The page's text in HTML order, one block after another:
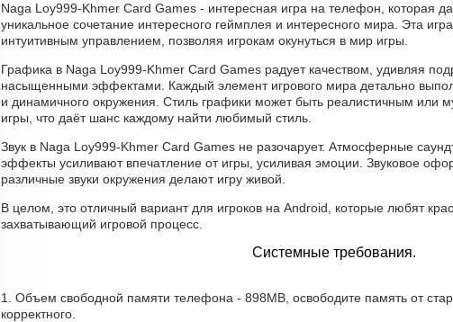
Naga Loy999-Khmer Card Games - интересная игра на телефон, которая
уникальное сочетание интересного геймплея и интересного мира. Эта
интуитивным управлением, позволяя игрокам окунуться в мир игры.
Графика в Naga Loy999-Khmer Card Games радует качеством, удивляя
насыщенными эффектами. Каждый элемент игрового мира детально
и динамичного окружения. Стиль графики может быть реалистичным или
игры, что даёт шанс каждому найти любимый стиль.
Звук в Naga Loy999-Khmer Card Games не разочарует. Атмосферные
эффекты усиливают впечатление от игры, усиливая эмоции. Звуковое
различные звуки окружения делают игру живой.
В целом, это отличный вариант для игроков на Android, которые любят
захватывающий игровой процесс.
Системные требования.
1. Объем свободной памяти телефона - 898MB, освободите память от
корректного.